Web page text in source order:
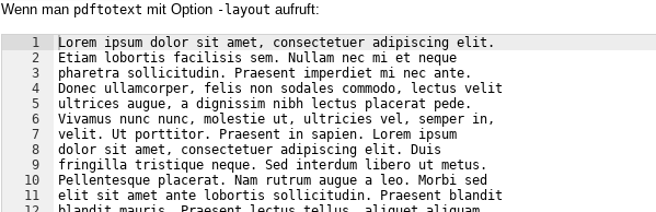
Wenn man pdftotext mit Option -layout aufruft:
1
2
3
4
5
6
7
8
9
10
11
Lorem ipsum dolor sit amet, consectetuer adipiscing elit.
Etiam lobortis facilisis sem. Nullam nec mi et neque
pharetra sollicitudin. Praesent imperdiet mi nec ante.
Donec ullamcorper, felis non sodales commodo, lectus velit
ultrices augue, a dignissim nibh lectus placerat pede.
Vivamus nunc nunc, molestie ut, ultricies vel, semper in,
velit. Ut porttitor. Praesent in sapien. Lorem ipsum
dolor sit amet, consectetuer adipiscing elit. Duis
fringilla tristique neque. Sed interdum libero ut metus.
Pellentesque placerat. Nam rutrum augue a leo. Morbi sed
elit sit amet ante lobortis sollicitudin. Praesent blandit